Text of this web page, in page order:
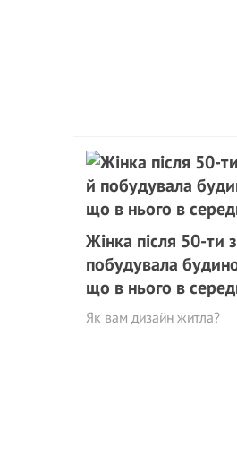
Жінка після 50-ти
побудувала
що в нього в
Як вам дизайн житла?